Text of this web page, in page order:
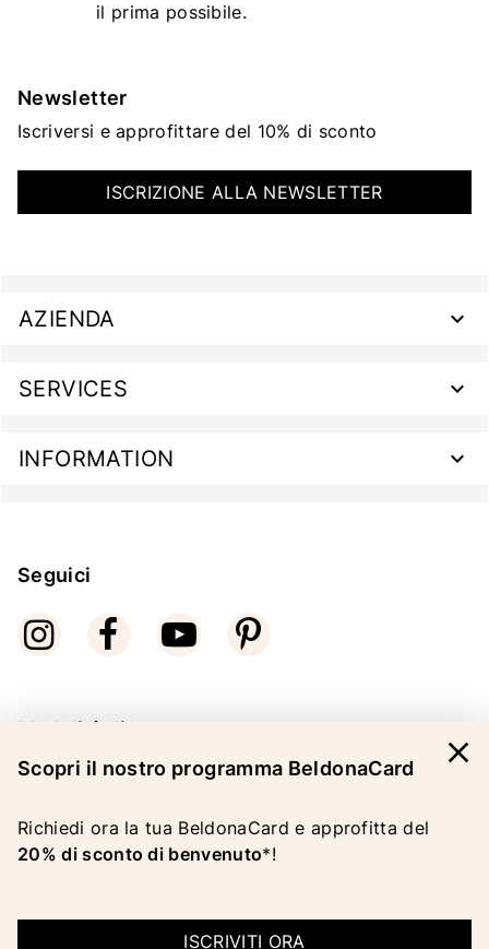
il prima possibile.
Newsletter
Iscriversi e approfittare del 10% di sconto
ISCRIZIONE ALLA NEWSLETTER
AZIENDA
SERVICES
INFORMATION
Seguici
Modalità di pagamento
INFORMAZIONI LEGALI|CG|PROTEZIONE DEI DATI
Scopri il nostro programma BeldonaCard
Richiedi ora la tua BeldonaCard e approfitta del
20% di sconto di benvenuto*!
ISCRIVITI ORA
close